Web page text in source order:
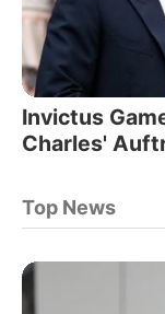
Invictus
Charles'
Top News